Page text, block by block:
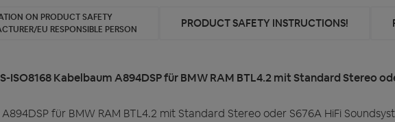
ON PRODUCT SAFETY
EU RESPONSIBLE PERSON
PRODUCT SAFETY INSTRUCTIONS!
Kabelbaum A894DSP für BMW RAM BTL4.2 mit Standard Stereo
für BMW RAM BTL4.2 mit Standard Stereo oder S676A HiFi